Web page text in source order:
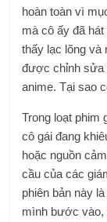
hoàn toàn vì
mà cô ấy đã
thấy lạc lõng
được chỉnh sửa
anime. Tại sao
Trong loạt phim
cô gái đang
hoặc nguồn
cầu của các
phiên bản này
mình bước vào,